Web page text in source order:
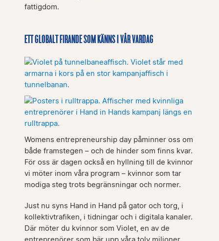
fattigdom.
ETT GLOBALT FIRANDE SOM KÄNNS I VÅR VARDAG
Womens entrepreneurship day påminner oss om
både framstegen – och de hinder som finns kvar.
För oss är dagen också en hyllning till de kvinnor
vi möter inom våra program – kvinnor som tar
modiga steg trots begränsningar och normer.
Just nu syns Hand in Hand på gator och torg, i
kollektivtrafiken, i tidningar och i digitala kanaler.
Där möter du kvinnor som Violet, en av de